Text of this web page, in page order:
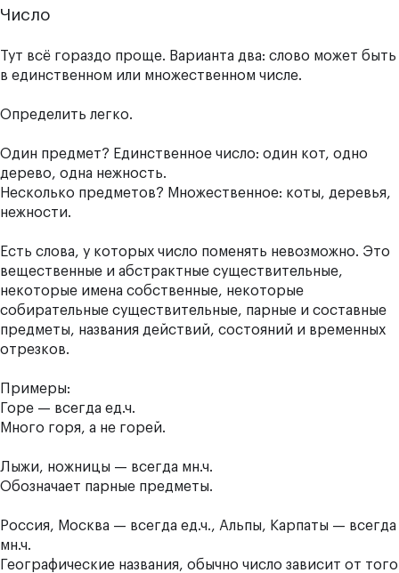
Число
Тут всё гораздо проще. Варианта два: слово может быть
в единственном или множественном числе.
Определить легко.
Один предмет? Единственное число: один кот, одно
дерево, одна нежность.
Несколько предметов? Множественное: коты, деревья,
нежности.
Есть слова, у которых число поменять невозможно. Это
вещественные и абстрактные существительные,
некоторые имена собственные, некоторые
собирательные существительные, парные и составные
предметы, названия действий, состояний и временных
отрезков.
Примеры:
Горе — всегда ед.ч.
Много горя, а не горей.
Лыжи, ножницы — всегда мн.ч.
Обозначает парные предметы.
Россия, Москва — всегда ед.ч., Альпы, Карпаты — всегда
мн.ч.
Географические названия, обычно число зависит от того